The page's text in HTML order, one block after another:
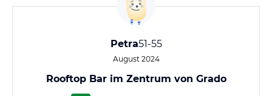
Petra51-55
August 2024
Rooftop Bar im Zentrum von Grado